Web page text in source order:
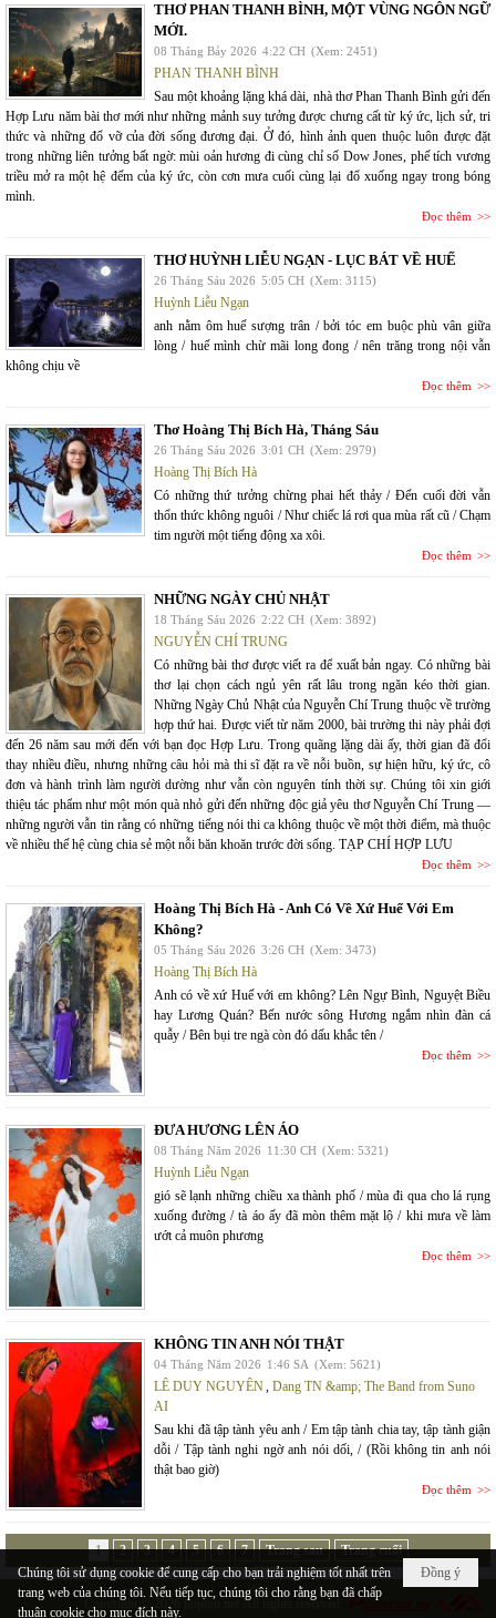
THƠ PHAN THANH BÌNH, MỘT VÙNG NGÔN NGỮ
MỚI.
08 Tháng Bảy 2026 4:22 CH (Xem: 2451)
PHAN THANH BÌNH
Sau một khoảng lặng khá dài, nhà thơ Phan Thanh Bình gửi đến
Hợp Lưu năm bài thơ mới như những mảnh suy tưởng được chưng cất từ ký ức, lịch sử, tri
thức và những đổ vỡ của đời sống đương đại. Ở đó, hình ảnh quen thuộc luôn được đặt
trong những liên tưởng bất ngờ: mùi oản hương đi cùng chỉ số Dow Jones, phế tích vương
triều mở ra một hệ đếm của ký ức, còn cơn mưa cuối cùng lại đổ xuống ngay trong bóng
mình.
Đọc thêm
THƠ HUỲNH LIỄU NGẠN - LỤC BÁT VỀ HUẾ
26 Tháng Sáu 2026 5:05 CH (Xem: 3115)
Huỳnh Liễu Ngạn
anh nằm ôm huế sượng trân / bởi tóc em buộc phù vân giữa
lòng / huế mình chừ mãi long đong / nên trăng trong nội vẫn
không chịu về
Đọc thêm
Thơ Hoàng Thị Bích Hà, Tháng Sáu
26 Tháng Sáu 2026 3:01 CH (Xem: 2979)
Hoàng Thị Bích Hà
Có những thứ tưởng chừng phai hết thảy / Đến cuối đời vẫn
thổn thức không nguôi / Như chiếc lá rơi qua mùa rất cũ / Chạm
tim người một tiếng động xa xôi.
Đọc thêm
NHỮNG NGÀY CHỦ NHẬT
18 Tháng Sáu 2026 2:22 CH (Xem: 3892)
NGUYỄN CHÍ TRUNG
Có những bài thơ được viết ra để xuất bản ngay. Có những bài
thơ lại chọn cách ngủ yên rất lâu trong ngăn kéo thời gian.
Những Ngày Chủ Nhật của Nguyễn Chí Trung thuộc về trường
hợp thứ hai. Được viết từ năm 2000, bài trường thi này phải đợi
đến 26 năm sau mới đến với bạn đọc Hợp Lưu. Trong quãng lặng dài ấy, thời gian đã đổi
thay nhiều điều, nhưng những câu hỏi mà thi sĩ đặt ra về nỗi buồn, sự hiện hữu, ký ức, cô
đơn và hành trình làm người dường như vẫn còn nguyên tính thời sự. Chúng tôi xin giới
thiệu tác phẩm như một món quà nhỏ gửi đến những độc giả yêu thơ Nguyễn Chí Trung —
những người vẫn tin rằng có những tiếng nói thi ca không thuộc về một thời điểm, mà thuộc
về nhiều thế hệ cùng chia sẻ một nỗi băn khoăn trước đời sống. TẠP CHÍ HỢP LƯU
Đọc thêm
Hoàng Thị Bích Hà - Anh Có Về Xứ Huế Với Em
Không?
05 Tháng Sáu 2026 3:26 CH (Xem: 3473)
Hoàng Thị Bích Hà
Anh có về xứ Huế với em không? Lên Ngự Bình, Nguyệt Biều
hay Lương Quán? Bến nước sông Hương ngắm nhìn đàn cá
quẫy / Bên bụi tre ngà còn đó dấu khắc tên /
Đọc thêm
ĐƯA HƯƠNG LÊN ÁO
08 Tháng Năm 2026 11:30 CH (Xem: 5321)
Huỳnh Liễu Ngạn
gió sẽ lạnh những chiều xa thành phố / mùa đi qua cho lá rụng
xuống đường / tà áo ấy đã mòn thêm mặt lộ / khi mưa về làm
ướt cả muôn phương
Đọc thêm
KHÔNG TIN ANH NÓI THẬT
04 Tháng Năm 2026 1:46 SA (Xem: 5621)
LÊ DUY NGUYÊN, Dang TN &amp; The Band from Suno
AI
Sau khi đã tập tành yêu anh / Em tập tành chia tay, tập tành giận
dỗi / Tập tành nghi ngờ anh nói dối, / (Rồi không tin anh nói
thật bao giờ)
Đọc thêm
1 2 3 4 5 6 7 Trang sau Trang cuối
Copyright © 2026 hopluu.net All rights reserved
Đồng ý
Chúng tôi sử dụng cookie để cung cấp cho bạn trải nghiệm tốt nhất trên
trang web của chúng tôi. Nếu tiếp tục, chúng tôi cho rằng bạn đã chấp
thuận cookie cho mục đích này.